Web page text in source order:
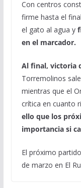
Con centros
firme hasta el
el gato al agua y
en el marcador.
Al final, victoria
Torremolinos
mientras que el
crítica en cuanto
ello que los
importancia si
El próximo
de marzo en El